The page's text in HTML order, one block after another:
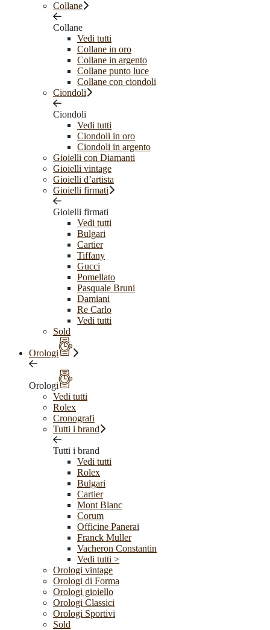
Collane
Collane
Vedi tutti
Collane in oro
Collane in argento
Collane punto luce
Collane con ciondoli
Ciondoli
Ciondoli
Vedi tutti
Ciondoli in oro
Ciondoli in argento
Gioielli con Diamanti
Gioielli vintage
Gioielli d’artista
Gioielli firmati
Gioielli firmati
Vedi tutti
Bulgari
Cartier
Tiffany
Gucci
Pomellato
Pasquale Bruni
Damiani
Re Carlo
Vedi tutti
Sold
Orologi
Orologi
Vedi tutti
Rolex
Cronografi
Tutti i brand
Tutti i brand
Vedi tutti
Rolex
Bulgari
Cartier
Mont Blanc
Corum
Officine Panerai
Franck Muller
Vacheron Constantin
Vedi tutti >
Orologi vintage
Orologi di Forma
Orologi gioiello
Orologi Classici
Orologi Sportivi
Sold